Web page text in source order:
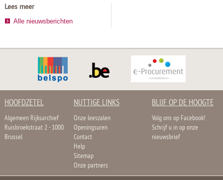
Lees meer
Alle nieuwsberichten
HOOFDZETEL
Algemeen Rijksarchief
Ruisbroekstraat 2 - 1000
Brussel
NUTTIGE LINKS
Onze leeszalen
Openingsuren
Contact
Help
Sitemap
Onze partners
BLIJF OP DE HOOGTE
Volg ons op Facebook!
Schrijf u in op onze
nieuwsbrief